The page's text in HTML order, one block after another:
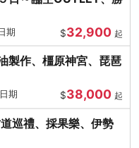
期 $32,900 起
製作、橿原神宮、琵琶
期 $38,000 起
巡禮、採果樂、伊勢